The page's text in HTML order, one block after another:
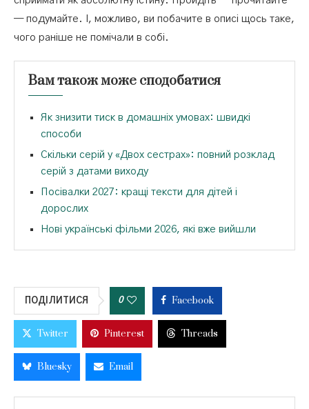
— подумайте. І, можливо, ви побачите в описі щось таке,
чого раніше не помічали в собі.
Вам також може сподобатися
Як знизити тиск в домашніх умовах: швидкі
способи
Скільки серій у «Двох сестрах»: повний розклад
серій з датами виходу
Посівалки 2027: кращі тексти для дітей і
дорослих
Нові українські фільми 2026, які вже вийшли
ПОДІЛИТИСЯ 0 Facebook
Twitter Pinterest Threads
Bluesky Email